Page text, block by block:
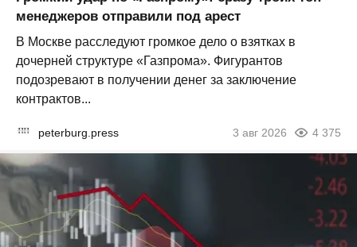
менеджеров отправили под арест
В Москве расследуют громкое дело о взятках в
дочерней структуре «Газпрома». Фигурантов
подозревают в получении денег за заключение
контрактов...
peterburg.press 3 авг 2026 4 375